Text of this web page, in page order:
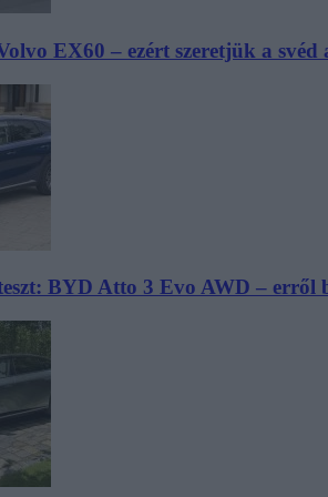
EX60 – ezért szeretjük a svéd
BYD Atto 3 Evo AWD – erről